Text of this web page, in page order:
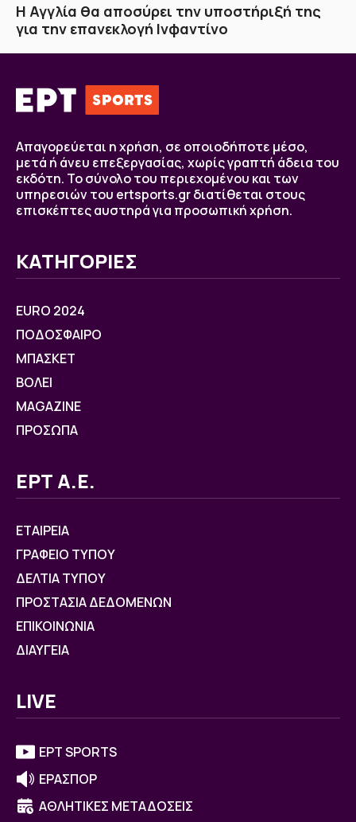
H Αγγλία θα αποσύρει την υποστήριξή της
για την επανεκλογή Ινφαντίνο
Απαγορεύεται η χρήση, σε οποιοδήποτε μέσο,
μετά ή άνευ επεξεργασίας, χωρίς γραπτή άδεια του
εκδότη. Το σύνολο του περιεχομένου και των
υπηρεσιών του ertsports.gr διατίθεται στους
επισκέπτες αυστηρά για προσωπική χρήση.
ΚΑΤΗΓΟΡΙΕΣ
EURO 2024
ΠΟΔΟΣΦΑΙΡΟ
ΜΠΑΣΚΕΤ
ΒOΛΕΙ
MAGAZINE
ΠΡΟΣΩΠΑ
ΕΡΤ Α.Ε.
ΕΤΑΙΡΕΙΑ
ΓΡΑΦΕΙΟ ΤΥΠΟΥ
ΔΕΛΤΙΑ ΤΥΠΟΥ
ΠΡΟΣΤΑΣΙΑ ΔΕΔΟΜΕΝΩΝ
ΕΠΙΚΟΙΝΩΝΙΑ
ΔΙΑΥΓΕΙΑ
LIVE
ΕΡΤ SPORTS
ΕΡΑΣΠΟΡ
ΑΘΛΗΤΙΚΕΣ ΜΕΤΑΔΟΣΕΙΣ